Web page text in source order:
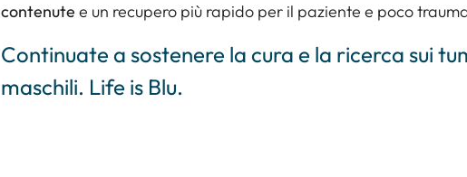
contenute e un recupero più rapido per il paziente e poco
Continuate a sostenere la cura e la ricerca sui
maschili. Life is Blu.